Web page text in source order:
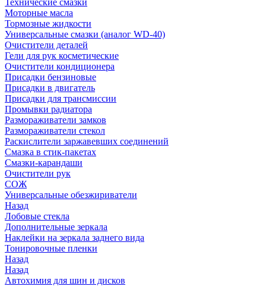
Технические смазки
Моторные масла
Тормозные жидкости
Универсальные смазки (аналог WD-40)
Очистители деталей
Гели для рук косметические
Очистители кондиционера
Присадки бензиновые
Присадки в двигатель
Присадки для трансмиссии
Промывки радиатора
Размораживатели замков
Размораживатели стекол
Раскислители заржавевших соединений
Смазка в стик-пакетах
Смазки-карандаши
Очистители рук
СОЖ
Универсальные обезжириватели
Назад
Лобовые стекла
Дополнительные зеркала
Наклейки на зеркала заднего вида
Тонировочные пленки
Назад
Назад
Автохимия для шин и дисков